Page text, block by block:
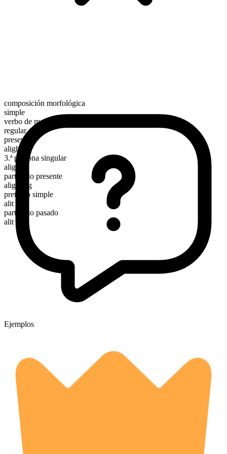
composición morfológica
simple
verbo de movimiento
regular
presente
alight
3.ª persona singular
alights
participio presente
alighting
pretérito simple
alit
participio pasado
alit
Ejemplos